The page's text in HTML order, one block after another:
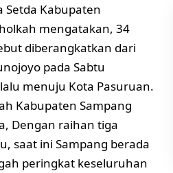
Setda Kabupaten
mengatakan, 34
diberangkatkan dari
pada Sabtu
menuju Kota Pasuruan.
Kabupaten Sampang
Dengan raihan tiga
saat ini Sampang berada
peringkat keseluruhan